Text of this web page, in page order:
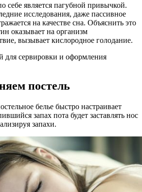
себе является пагубной привычкой.
исследования, даже пассивное
на качестве сна. Объяснить это
оказывает на организм
вызывает кислородное голодание.
для сервировки и оформления
постель
белье быстро настраивает
запах пота будет заставлять нос
запахи.